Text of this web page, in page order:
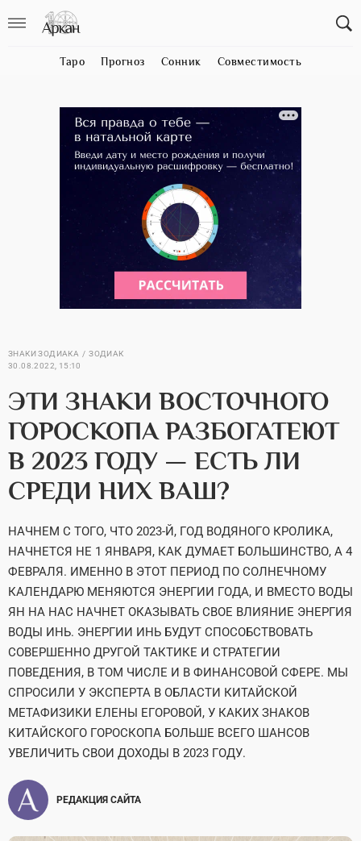
Таро Прогноз Сонник Совместимость
ЗНАКИ ЗОДИАКА
ЗОДИАК
30.08.2022, 15:10
ЭТИ ЗНАКИ ВОСТОЧНОГО
ГОРОСКОПА РАЗБОГАТЕЮТ
В 2023 ГОДУ — ЕСТЬ ЛИ
СРЕДИ НИХ ВАШ?
НАЧНЕМ С ТОГО, ЧТО 2023-Й, ГОД ВОДЯНОГО КРОЛИКА,
НАЧНЕТСЯ НЕ 1 ЯНВАРЯ, КАК ДУМАЕТ БОЛЬШИНСТВО, А 4
ФЕВРАЛЯ. ИМЕННО В ЭТОТ ПЕРИОД ПО СОЛНЕЧНОМУ
КАЛЕНДАРЮ МЕНЯЮТСЯ ЭНЕРГИИ ГОДА, И ВМЕСТО ВОДЫ
ЯН НА НАС НАЧНЕТ ОКАЗЫВАТЬ СВОЕ ВЛИЯНИЕ ЭНЕРГИЯ
ВОДЫ ИНЬ. ЭНЕРГИИ ИНЬ БУДУТ СПОСОБСТВОВАТЬ
СОВЕРШЕННО ДРУГОЙ ТАКТИКЕ И СТРАТЕГИИ
ПОВЕДЕНИЯ, В ТОМ ЧИСЛЕ И В ФИНАНСОВОЙ СФЕРЕ. МЫ
СПРОСИЛИ У ЭКСПЕРТА В ОБЛАСТИ КИТАЙСКОЙ
МЕТАФИЗИКИ ЕЛЕНЫ ЕГОРОВОЙ, У КАКИХ ЗНАКОВ
КИТАЙСКОГО ГОРОСКОПА БОЛЬШЕ ВСЕГО ШАНСОВ
УВЕЛИЧИТЬ СВОИ ДОХОДЫ В 2023 ГОДУ.
РЕДАКЦИЯ САЙТА